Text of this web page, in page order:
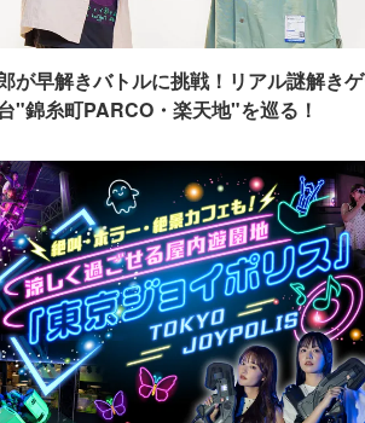
が早解きバトルに挑戦！リアル謎解き
"錦糸町PARCO・楽天地"を巡る！